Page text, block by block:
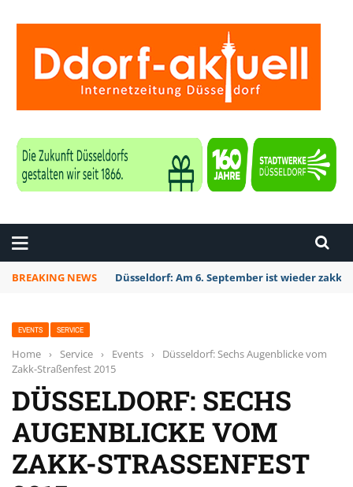
BREAKING NEWS Düsseldorf Kalkum: Bei
EVENTS SERVICE
Home › Service › Events ›
Düsseldorf: Sechs Augenblicke vom
Zakk-Straßenfest 2015
DÜSSELDORF: SECHS
AUGENBLICKE VOM
ZAKK-STRASSENFEST 2